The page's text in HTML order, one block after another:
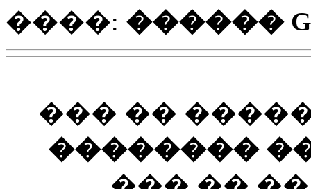
����: ������
��� ��
��������